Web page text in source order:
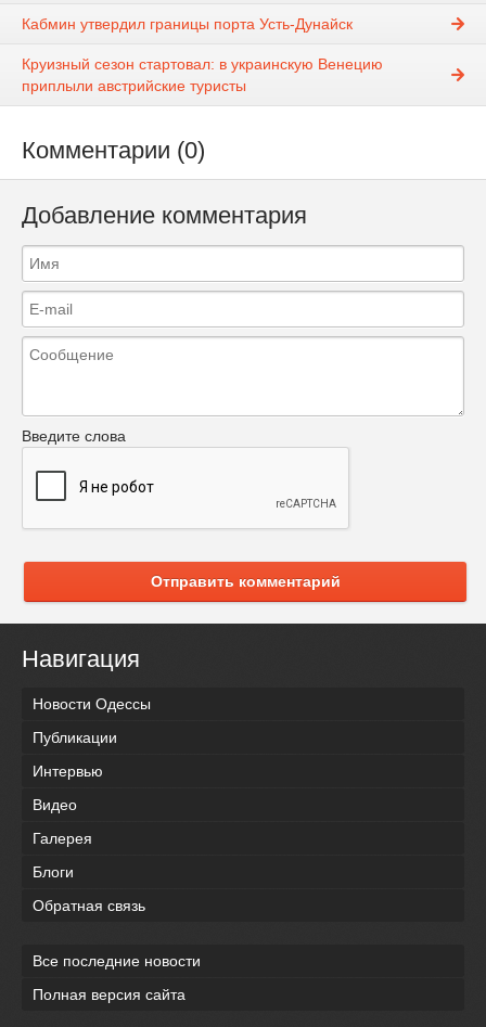
Кабмин утвердил границы порта Усть-Дунайск
Круизный сезон стартовал: в украинскую Венецию
приплыли австрийские туристы
Комментарии (0)
Добавление комментария
Введите слова
Отправить комментарий
Навигация
Новости Одессы
Публикации
Интервью
Видео
Галерея
Блоги
Обратная связь
Все последние новости
Полная версия сайта